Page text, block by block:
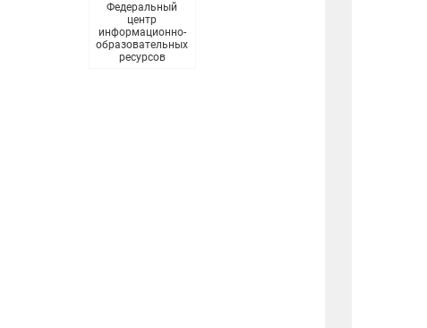
Федеральный
центр
информационно-
образовательных
ресурсов